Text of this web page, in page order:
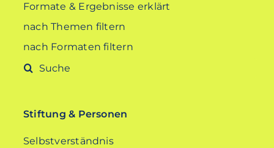
Formate & Ergebnisse erklärt
nach Themen filtern
nach Formaten filtern
Suche
Stiftung & Personen
Selbstverständnis